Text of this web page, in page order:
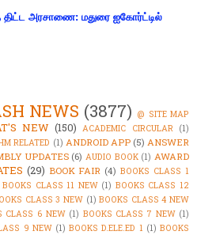
திட்ட அரசாணை: மதுரை ஐகோர்ட்டில்
NEWS (3877) @ SITE MAP
NEW (150) ACADEMIC CIRCULAR (1)
RELATED (1) ANDROID APP (5) ANSWER
UPDATES (6) AUDIO BOOK (1) AWARD
(29) BOOK FAIR (4) BOOKS CLASS 1
BOOKS CLASS 11 NEW (1) BOOKS CLASS 12
CLASS 3 NEW (1) BOOKS CLASS 4 NEW
CLASS 6 NEW (1) BOOKS CLASS 7 NEW (1)
9 NEW (1) BOOKS D.ELE.ED 1 (1) BOOKS